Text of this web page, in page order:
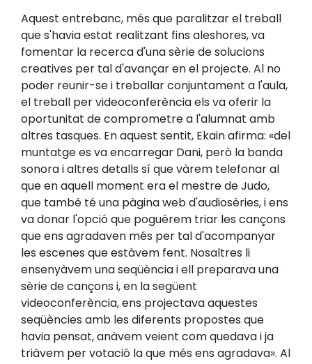
Aquest entrebanc, més que paralitzar el treball
que s'havia estat realitzant fins aleshores, va
fomentar la recerca d'una sèrie de solucions
creatives per tal d'avançar en el projecte. Al no
poder reunir-se i treballar conjuntament a l'aula,
el treball per videoconferència els va oferir la
oportunitat de comprometre a l'alumnat amb
altres tasques. En aquest sentit, Ekain afirma: «del
muntatge es va encarregar Dani, però la banda
sonora i altres detalls sí que vàrem telefonar al
que en aquell moment era el mestre de Judo,
que també té una pàgina web d'audiosèries, i ens
va donar l'opció que poguérem triar les cançons
que ens agradaven més per tal d'acompanyar
les escenes que estàvem fent. Nosaltres li
ensenyàvem una seqüència i ell preparava una
sèrie de cançons i, en la següent
videoconferència, ens projectava aquestes
seqüències amb les diferents propostes que
havia pensat, anàvem veient com quedava i ja
triàvem per votació la que més ens agradava». Al